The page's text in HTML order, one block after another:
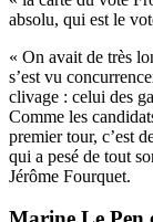
absolu, qui est le
« On avait de très
s’est vu
clivage : celui des
Comme les
premier tour, c’est
qui a pesé de tout
Jérôme Fourquet.